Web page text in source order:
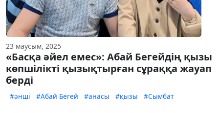
23 маусым, 2025
«Басқа әйел емес»: Абай Бегейдің қызы
көпшілікті қызықтырған сұраққа жауап
берді
#әнші #Абай Бегей #анасы #қызы #Сымбат